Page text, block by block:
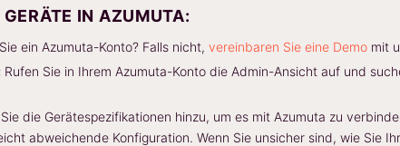
IN AZUMUTA:
ein Azumuta-Konto? Falls nicht, vereinbaren Sie eine Demo mit
Rufen Sie in Ihrem Azumuta-Konto die Admin-Ansicht auf und
die Gerätespezifikationen hinzu, um es mit Azumuta zu
abweichende Konfiguration. Wenn Sie unsicher sind, wie Sie